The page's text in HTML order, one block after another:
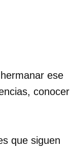
ese
conocer
que siguen